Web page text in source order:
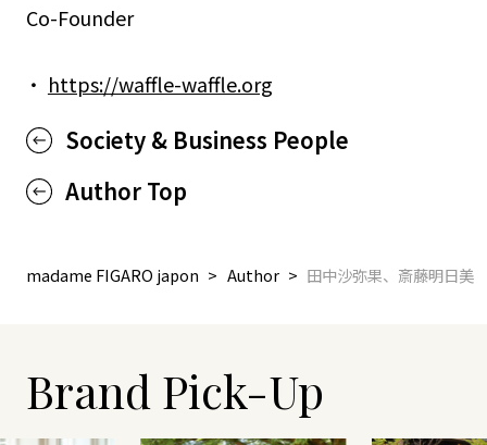
Co-Founder
https://waffle-waffle.org
Society & Business People
Author Top
madame FIGARO japon Author 田中沙弥果、斎藤明日美
Brand Pick-Up